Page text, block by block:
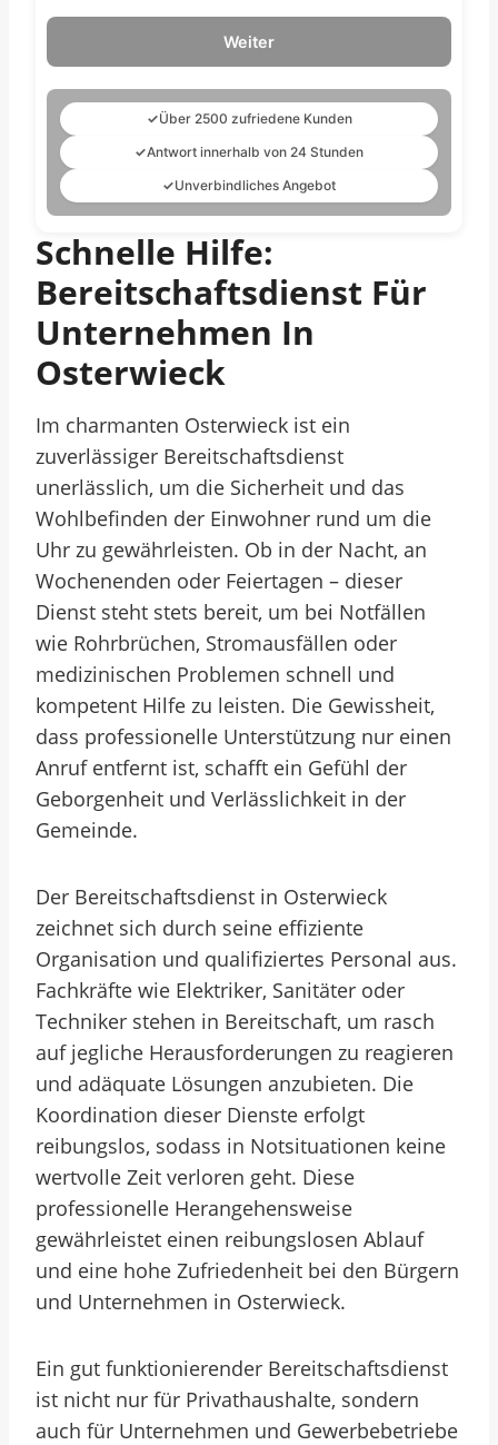
Weiter
✓Über 2500 zufriedene Kunden
✓Antwort innerhalb von 24 Stunden
✓Unverbindliches Angebot
Schnelle Hilfe:
Bereitschaftsdienst Für
Unternehmen In
Osterwieck
Im charmanten Osterwieck ist ein
zuverlässiger Bereitschaftsdienst
unerlässlich, um die Sicherheit und das
Wohlbefinden der Einwohner rund um die
Uhr zu gewährleisten. Ob in der Nacht, an
Wochenenden oder Feiertagen – dieser
Dienst steht stets bereit, um bei Notfällen
wie Rohrbrüchen, Stromausfällen oder
medizinischen Problemen schnell und
kompetent Hilfe zu leisten. Die Gewissheit,
dass professionelle Unterstützung nur einen
Anruf entfernt ist, schafft ein Gefühl der
Geborgenheit und Verlässlichkeit in der
Gemeinde.
Der Bereitschaftsdienst in Osterwieck
zeichnet sich durch seine effiziente
Organisation und qualifiziertes Personal aus.
Fachkräfte wie Elektriker, Sanitäter oder
Techniker stehen in Bereitschaft, um rasch
auf jegliche Herausforderungen zu reagieren
und adäquate Lösungen anzubieten. Die
Koordination dieser Dienste erfolgt
reibungslos, sodass in Notsituationen keine
wertvolle Zeit verloren geht. Diese
professionelle Herangehensweise
gewährleistet einen reibungslosen Ablauf
und eine hohe Zufriedenheit bei den Bürgern
und Unternehmen in Osterwieck.
Ein gut funktionierender Bereitschaftsdienst
ist nicht nur für Privathaushalte, sondern
auch für Unternehmen und Gewerbebetriebe